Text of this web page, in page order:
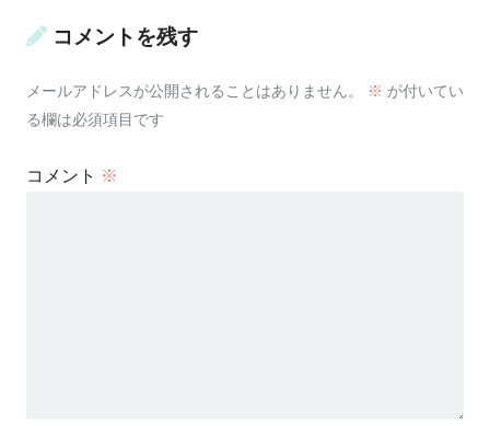
コメントを残す
メールアドレスが公開されることはありません。 ※ が付いてい
る欄は必須項目です
コメント ※